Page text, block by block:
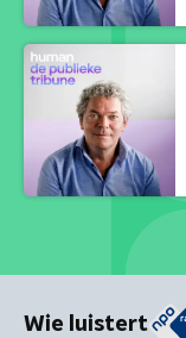
Wie luistert